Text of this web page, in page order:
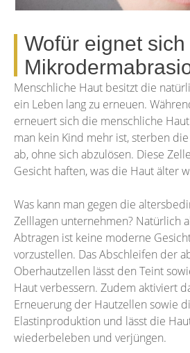
Wofür eignet
Menschliche Haut besitzt die
ein Leben lang zu erneuen.
erneuert sich die menschliche
man kein Kind mehr ist, sterben
ab, ohne sich abzulösen. Diese
Gesicht haften, was die Haut älter
Was kann man gegen die
Zelllagen unternehmen? Natürlich
Abtragen ist keine moderne
vorzustellen. Das Abschleifen der
Oberhautzellen lässt den Teint
Haut verbessern. Zudem aktiviert
Erneuerung der Hautzellen sowie
Elastinproduktion und lässt die
wiederbeleben und verjüngen.